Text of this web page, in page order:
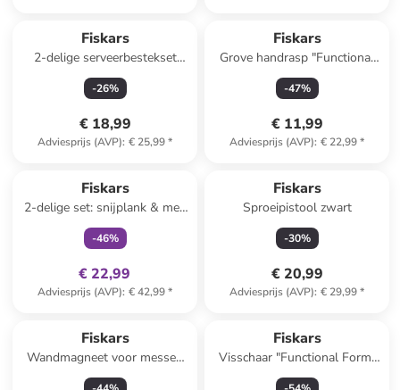
Fiskars
2-delige serveerbestekset
zilverkleurig
-26%
€ 18,99
Adviesprijs (AVP): € 25,99*
Fiskars
Grove handrasp "Functional
Form" zwart - (H)31,8 cm
-47%
€ 11,99
Adviesprijs (AVP): € 22,99*
Fiskars
2-delige set: snijplank & mes
"Functional Form"
lichtbruin/zwart
-46%
€ 22,99
Adviesprijs (AVP): € 42,99*
Fiskars
Sproeipistool zwart
-30%
€ 20,99
Adviesprijs (AVP): € 29,99*
Fiskars
Wandmagneet voor messen
"Functional Form" zwart -
Fiskars
Visschaar "Functional Form"
grijs - (H)22 cm